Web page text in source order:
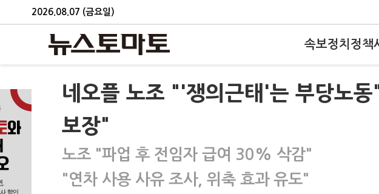
2026.08.07 (금요일)
속보정치 정책
네오플 노조 "'쟁의근태'는 부당노
보장"
노조 "파업 후 전임자 급여 30% 삭감"
"연차 사용 사유 조사, 위축 효과 유도"